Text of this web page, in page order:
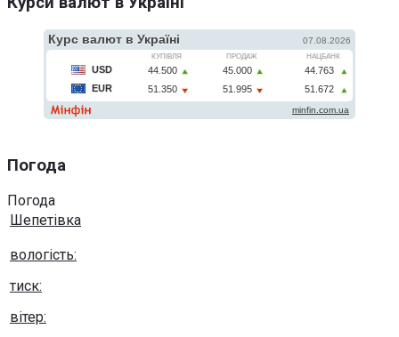
Погода
Погода
Шепетівка
вологість:
тиск:
вітер: